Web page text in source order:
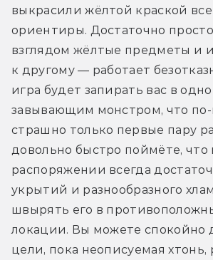
выкрасили жёлтой краской
ориентиры. Достаточно
взглядом жёлтые предметы и
к другому — работает
игра будет запирать вас в
завывающим монстром, что
страшно только первые пару
довольно быстро поймёте, что
распоряжении всегда
укрытий и разнообразного
швырять его в
локации. Вы можете спокойно
цели, пока неописуемая хтонь,